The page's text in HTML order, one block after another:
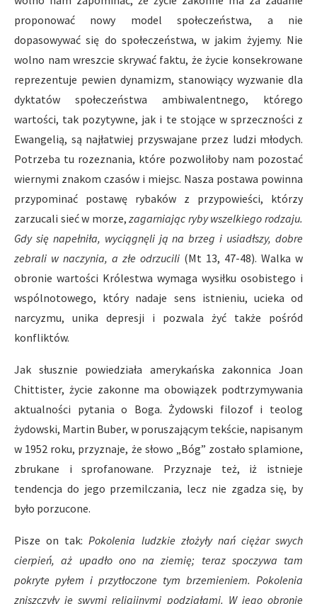
proponować nowy model społeczeństwa, a nie
dopasowywać się do społeczeństwa, w jakim żyjemy. Nie
wolno nam wreszcie skrywać faktu, że życie konsekrowane
reprezentuje pewien dynamizm, stanowiący wyzwanie dla
dyktatów społeczeństwa ambiwalentnego, którego
wartości, tak pozytywne, jak i te stojące w sprzeczności z
Ewangelią, są najłatwiej przyswajane przez ludzi młodych.
Potrzeba tu rozeznania, które pozwoliłoby nam pozostać
wiernymi znakom czasów i miejsc. Nasza postawa powinna
przypominać postawę rybaków z przypowieści, którzy
zarzucali sieć w morze, zagarniając ryby wszelkiego rodzaju.
Gdy się napełniła, wyciągnęli ją na brzeg i usiadłszy, dobre
zebrali w naczynia, a złe odrzucili (Mt 13, 47-48). Walka w
obronie wartości Królestwa wymaga wysiłku osobistego i
wspólnotowego, który nadaje sens istnieniu, ucieka od
narcyzmu, unika depresji i pozwala żyć także pośród
konfliktów.
Jak słusznie powiedziała amerykańska zakonni­ca Joan
Chittister, życie zakonne ma obowiązek podtrzymywania
aktualności pytania o Boga. Żydowski filozof i teolog
żydowski, Martin Buber, w poruszającym tekście, napisanym
w 1952 roku, przyznaje, że słowo „Bóg” zostało splamione,
zbrukane i sprofanowane. Przyznaje też, iż istnieje
tendencja do jego przemilczania, lecz nie zgadza się, by
było porzucone.
Pisze on tak:Pokolenia ludzkie złożyły nań ciężar swych
cierpień, aż upadło ono na ziemię; teraz spoczywa tam
pokryte pyłem i przytłoczone tym brzemieniem. Pokolenia
zniszczyły je swymi religijnymi podziałami. W jego obronie